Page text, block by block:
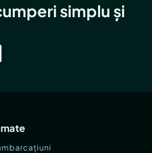
simplu și